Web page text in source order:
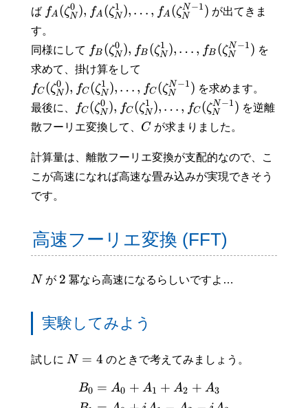
ば fA (ζN
0 ), fA (ζN
1 ), … , fA (ζN
N−1) が出てきま
す。
同様にして fB (ζN
0 ), fB (ζN
1 ), … , fB (ζN
N−1) を
求めて、掛け算をして
fC (ζN
0 ), fC (ζN
1 ), … , fC (ζN
N−1) を求めます。
最後に、
fC (ζN
0 ), fC (ζN
1 ), … , fC (ζN
N−1) を逆離
散フーリエ変換して、 C が求まりました。
計算量は、離散フーリエ変換が支配的なので、こ
こが高速になれば高速な畳み込みが実現できそう
です。
高速フーリエ変換 (FFT)
N が 2 冪なら高速になるらしいですよ…
実験してみよう
試しに N = 4 のときで考えてみましょう。
B0 = A0 + A1 + A2 + A3